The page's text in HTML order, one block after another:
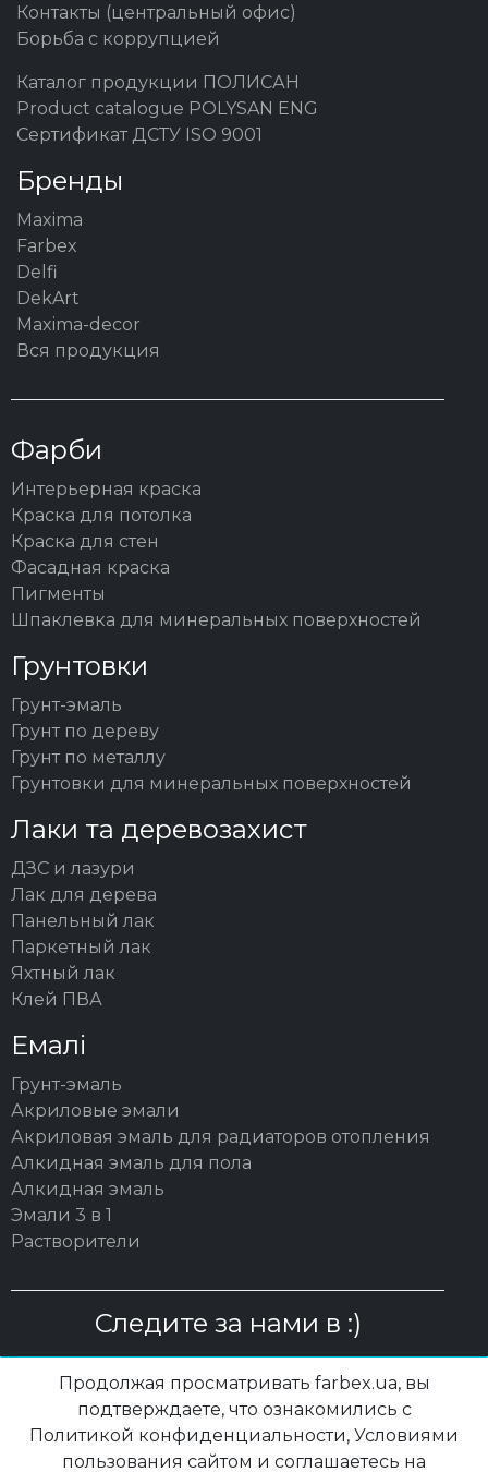
Контакты (центральный офис)
Борьба с коррупцией
Каталог продукции ПОЛИСАН
Product catalogue POLYSAN ENG
Сертификат ДСТУ ISO 9001
Бренды
Maxima
Farbex
Delfi
DekArt
Maxima-decor
Вся продукция
Фарби
Интерьерная краска
Краска для потолка
Краска для стен
Фасадная краска
Пигменты
Шпаклевка для минеральных поверхностей
Грунтовки
Грунт-эмаль
Грунт по дереву
Грунт по металлу
Грунтовки для минеральных поверхностей
Лаки та деревозахист
ДЗС и лазури
Лак для дерева
Панельный лак
Паркетный лак
Яхтный лак
Клей ПВА
Емалі
Грунт-эмаль
Акриловые эмали
Акриловая эмаль для радиаторов отопления
Алкидная эмаль для пола
Алкидная эмаль
Эмали 3 в 1
Растворители
Следите за нами в :)
© 2003 – 2026 ОО "ПП "ПОЛИСАН"| farbex.ua
Продолжая просматривать farbex.ua, вы
подтверждаете, что ознакомились с
Политикой конфиденциальности, Условиями
пользования сайтом и соглашаетесь на